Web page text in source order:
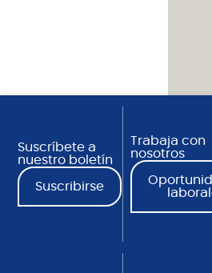
Suscríbete a
nuestro boletín
Suscribirse
Trabaja con
nosotros